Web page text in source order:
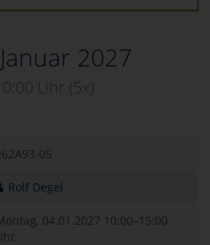
2027
Uhr (5x)
05
Rolf Degel
04.01.2027 10:00–15:00